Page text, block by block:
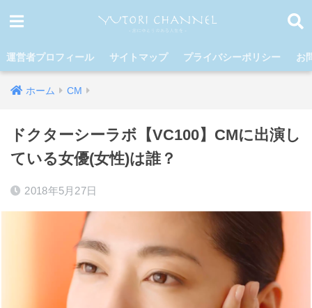
運営者プロフィール サイトマップ プライバシーポリシー お
ホーム CM
ドクターシーラボ【VC100】CMに出演し
ている女優(女性)は誰？
2018年5月27日